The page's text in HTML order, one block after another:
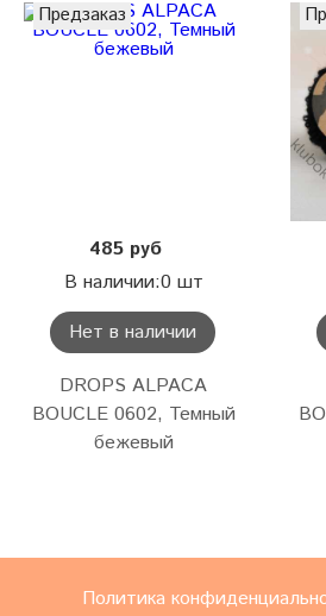
Предзаказ
485 руб
В наличии:0 шт
Нет в наличии
DROPS ALPACA
BOUCLE 0602, Темный
бежевый
Политика